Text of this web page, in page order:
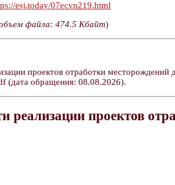
esj.today/07ecvn219.html
файла: 474.5 Кбайт)
проектов отработки
(дата обращения: 08.08.2026).
реализации проектов